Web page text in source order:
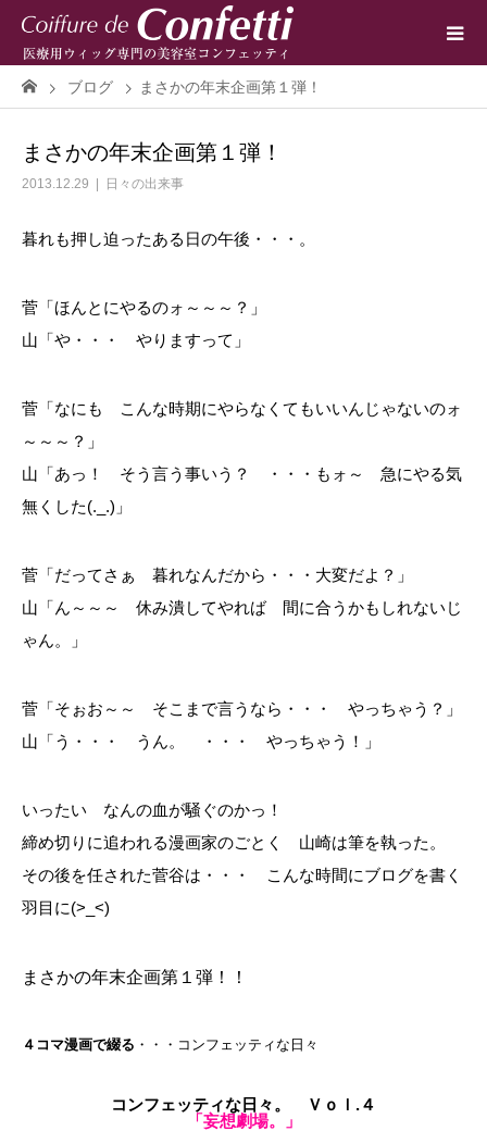
ブログ まさかの年末企画第１弾！
まさかの年末企画第１弾！
2013.12.29 日々の出来事
暮れも押し迫ったある日の午後・・・。
菅「ほんとにやるのォ～～～？」
山「や・・・ やりますって」
菅「なにも こんな時期にやらなくてもいいんじゃないのォ
～～～？」
山「あっ！ そう言う事いう？ ・・・もォ～ 急にやる気
無くした(._.)」
菅「だってさぁ 暮れなんだから・・・大変だよ？」
山「ん～～～ 休み潰してやれば 間に合うかもしれないじ
ゃん。」
菅「そぉお～～ そこまで言うなら・・・ やっちゃう？」
山「う・・・ うん。 ・・・ やっちゃう！」
いったい なんの血が騒ぐのかっ！
締め切りに追われる漫画家のごとく 山崎は筆を執った。
その後を任された菅谷は・・・ こんな時間にブログを書く
羽目に(>_<)
まさかの年末企画第１弾！！
４コマ漫画で綴る ・・・コンフェッティな日々
コンフェッティな日々。 Ｖｏｌ.４
「妄想劇場。」